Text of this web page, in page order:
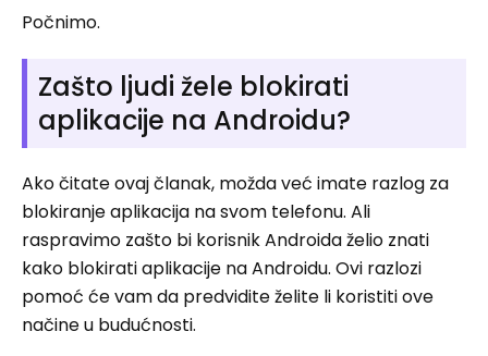
Počnimo.
Zašto ljudi žele blokirati
aplikacije na Androidu?
Ako čitate ovaj članak, možda već imate razlog za
blokiranje aplikacija na svom telefonu. Ali
raspravimo zašto bi korisnik Androida želio znati
kako blokirati aplikacije na Androidu. Ovi razlozi
pomoć će vam da predvidite želite li koristiti ove
načine u budućnosti.